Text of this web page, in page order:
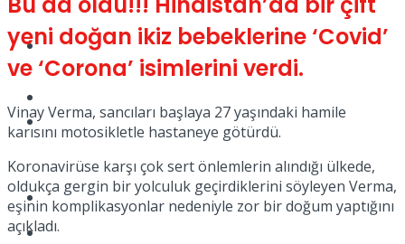
Kadınca
Sinema
Tatil
Spor
yeni doğan ikiz bebeklerine ‘Covid’
ve ‘Corona’ isimlerini verdi.
Vinay Verma, sancıları başlaya 27 yaşındaki hamile
karısını motosikletle hastaneye götürdü.
Koronavirüse karşı çok sert önlemlerin alındığı ülkede,
oldukça gergin bir yolculuk geçirdiklerini söyleyen Verma,
eşinin komplikasyonlar nedeniyle zor bir doğum yaptığını
açıkladı.